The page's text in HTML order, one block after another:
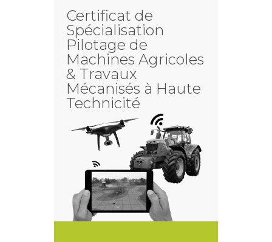
Certificat de
Spécialisation
Pilotage de
Machines Agricoles
& Travaux
Mécanisés à Haute
Technicité